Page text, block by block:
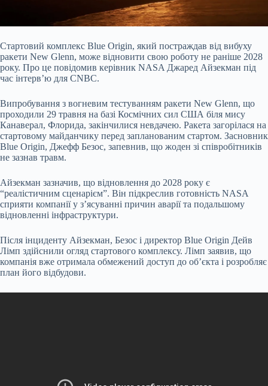
Стартовий комплекс Blue Origin, який постраждав від вибуху
ракети New Glenn, може відновити свою роботу не раніше 2028
року. Про це повідомив керівник NASA Джаред Айзекман під
час інтерв’ю для CNBC.
Випробування з вогневим тестуванням ракети New Glenn, що
проходили 29 травня на базі Космічних сил США біля мису
Канаверал, Флорида, закінчилися невдачею. Ракета загорілася на
стартовому майданчику перед запланованим стартом. Засновник
Blue Origin, Джефф Безос, запевнив, що жоден зі співробітників
не зазнав травм.
Айзекман зазначив, що відновлення до 2028 року є
“реалістичним сценарієм”. Він підкреслив готовність NASA
сприяти компанії у з’ясуванні причин аварії та подальшому
відновленні інфраструктури.
Після інциденту Айзекман, Безос і директор Blue Origin Дейв
Лімп здійснили огляд стартового комплексу. Лімп заявив, що
компанія вже отримала обмежений доступ до об’єкта і розробляє
план його відбудови.